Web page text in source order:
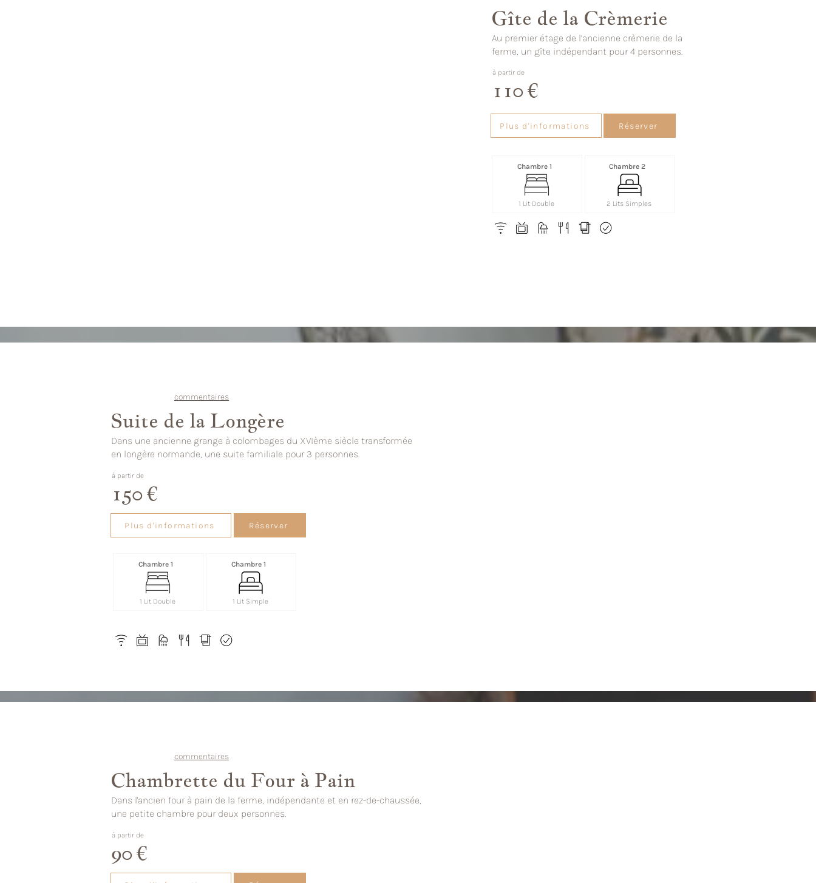
Gîte de la Crèmerie
Au premier étage de l’ancienne crèmerie de la
ferme, un gîte indépendant pour 4 personnes.
à partir de
110 €
Plus d'informations Réserver
Chambre 1
1 Lit Double
Chambre 2
2 Lits Simples
commentaires
Suite de la Longère
Dans une ancienne grange à colombages du XVIème siècle transformée
en longère normande, une suite familiale pour 3 personnes.
à partir de
150 €
Plus d'informations Réserver
Chambre 1
1 Lit Double
Chambre 1
1 Lit Simple
commentaires
Chambrette du Four à Pain
Dans l'ancien four à pain de la ferme, indépendante et en rez-de-chaussée,
une petite chambre pour deux personnes.
à partir de
90 €